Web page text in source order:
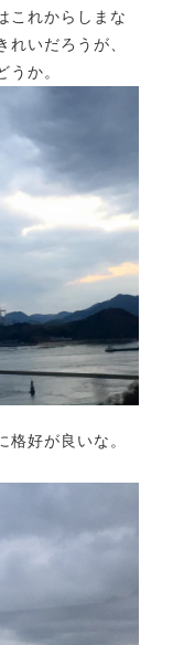
これからしまな
いだろうが、
か。
好が良いな。